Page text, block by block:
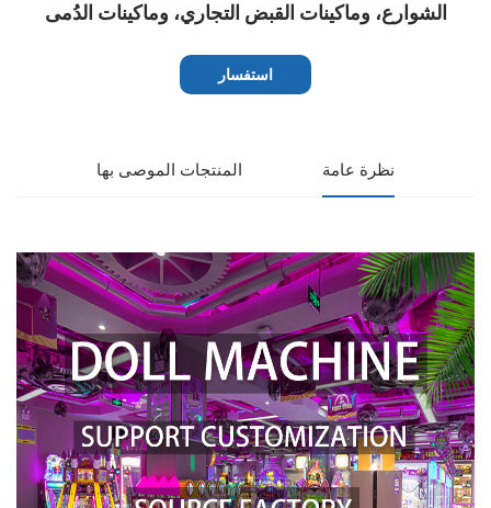
الشوارع، وماكينات القبض التجاري، وماكينات الدُمى
استفسار
نظرة عامة المنتجات الموصى بها